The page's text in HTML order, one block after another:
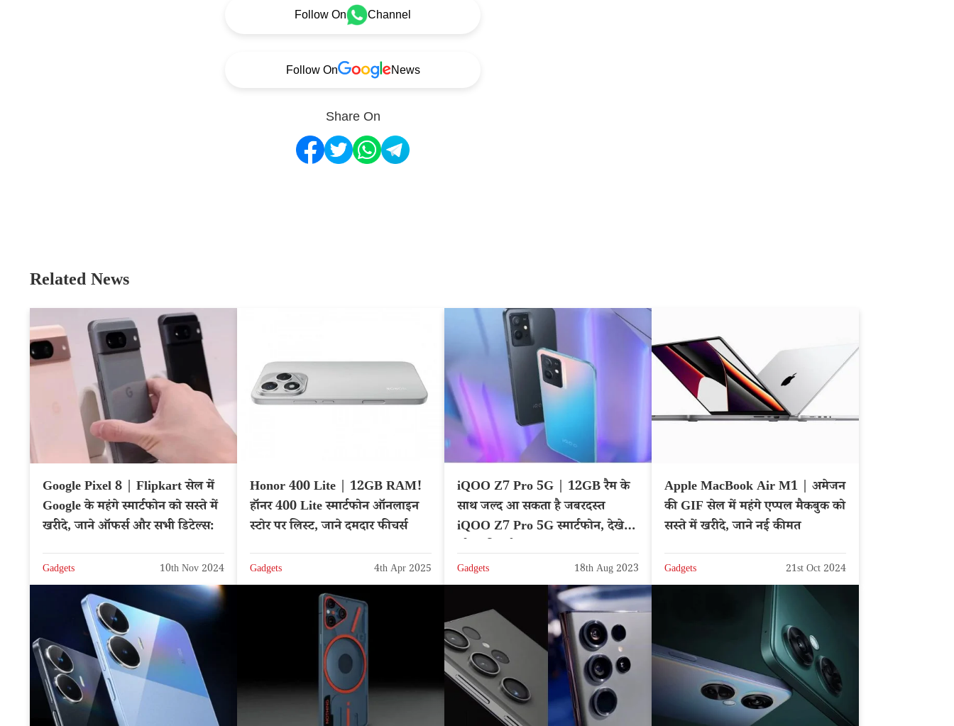
Follow On Channel
Follow On News
Share On
Related News
Google Pixel 8 | Flipkart सेल में
Google के महंगे स्मार्टफोन को सस्ते में
खरीदे, जाने ऑफर्स और सभी डिटेल्स:
Gadgets 10th Nov 2024
Honor 400 Lite | 12GB RAM!
हॉनर 400 Lite स्मार्टफोन ऑनलाइन
स्टोर पर लिस्ट, जाने दमदार फीचर्स
Gadgets 4th Apr 2025
iQOO Z7 Pro 5G | 12GB रैम के
साथ जल्द आ सकता है जबरदस्त
iQOO Z7 Pro 5G स्मार्टफोन, देखे
Gadgets 18th Aug 2023
Apple MacBook Air M1 | अमेजन
की GIF सेल में महंगे एप्पल मैकबुक को
सस्ते में खरीदे, जाने नई कीमत
Gadgets 21st Oct 2024